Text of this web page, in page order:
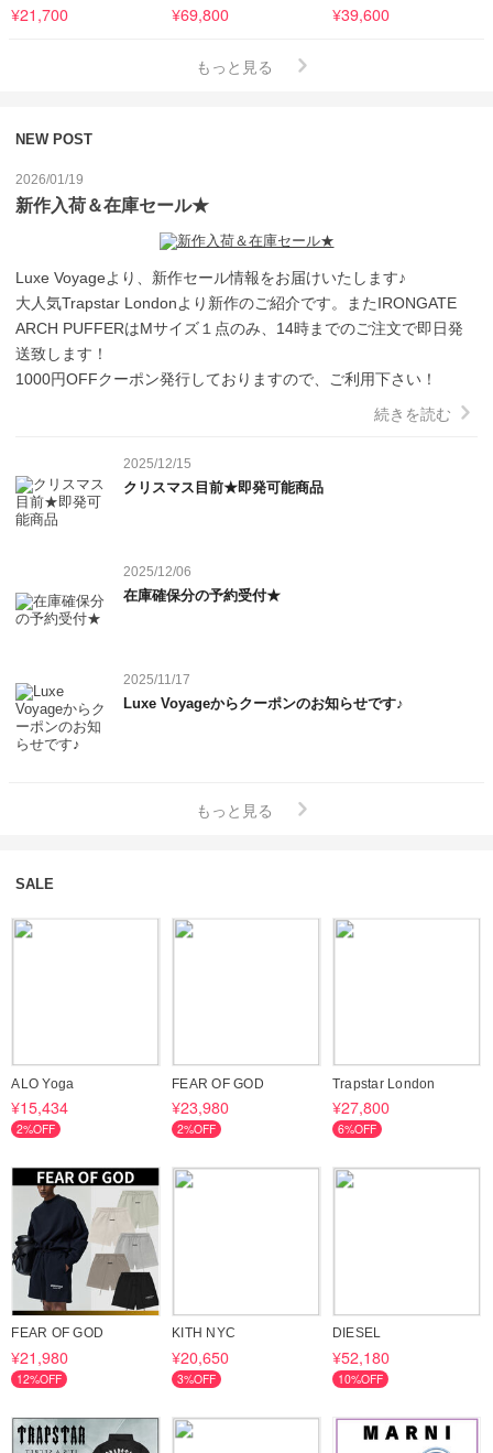
¥21,700 ¥69,800 ¥39,600
もっと見る
NEW POST
2026/01/19
新作入荷＆在庫セール★
Luxe Voyageより、新作セール情報をお届けいたします♪
大人気Trapstar Londonより新作のご紹介です。またIRONGATE
ARCH PUFFERはMサイズ１点のみ、14時までのご注文で即日発
送致します！
1000円OFFクーポン発行しておりますので、ご利用下さい！
続きを読む
2025/12/15
クリスマス目前★即発可能商品
2025/12/06
在庫確保分の予約受付★
2025/11/17
Luxe Voyageからクーポンのお知らせです♪
もっと見る
SALE
ALO Yoga
¥15,434
2%OFF
FEAR OF GOD
¥23,980
2%OFF
Trapstar London
¥27,800
6%OFF
FEAR OF GOD
¥21,980
12%OFF
KITH NYC
¥20,650
3%OFF
DIESEL
¥52,180
10%OFF